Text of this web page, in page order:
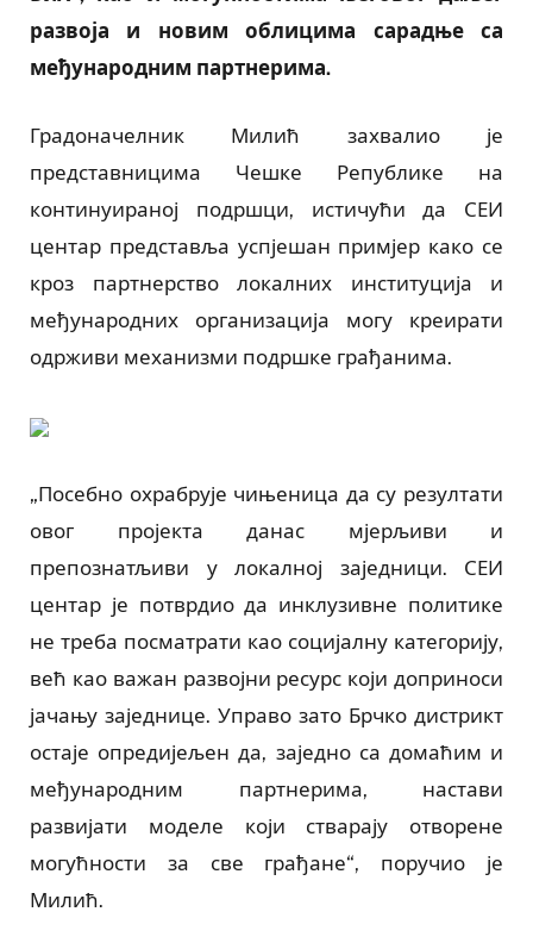
развоја и новим облицима сарадње са
међународним партнерима.
Градоначелник Милић захвалио је
представницима Чешке Републике на
континуираној подршци, истичући да СЕИ
центар представља успјешан примјер како се
кроз партнерство локалних институција и
међународних организација могу креирати
одрживи механизми подршке грађанима.
„Посебно охрабрује чињеница да су резултати
овог пројекта данас мјерљиви и
препознатљиви у локалној заједници. СЕИ
центар је потврдио да инклузивне политике
не треба посматрати као социјалну категорију,
већ као важан развојни ресурс који доприноси
јачању заједнице. Управо зато Брчко дистрикт
остаје опредијељен да, заједно са домаћим и
међународним партнерима, настави
развијати моделе који стварају отворене
могућности за све грађане“, поручио је
Милић.